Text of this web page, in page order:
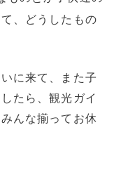
、どうしたもの
に来て、また子
たら、観光ガイ
んな揃ってお休